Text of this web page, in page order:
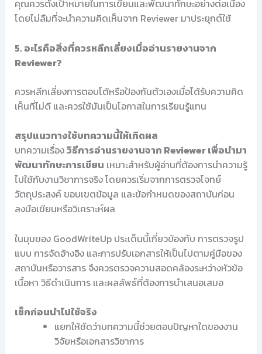
คุณควรตั้งเป้าหมายในการเขียนและพัฒนาทักษะอย่างต่อเนื่อง
โดยไม่ลืมที่จะนำความคิดเห็นจาก Reviewer มาประยุกต์ใช้
5. อะไรคือสิ่งที่ควรหลีกเลี่ยงเมื่ออ่านรายงานจาก
Reviewer?
ควรหลีกเลี่ยงการตอบโต้หรือป้องกันตัวเองเมื่อได้รับความคิด
เห็นที่ไม่ดี และควรใช้มันเป็นโอกาสในการเรียนรู้แทน
สรุปแนวทางใช้บทความนี้ให้เกิดผล
บทความเรื่องวิธีการอ่านรายงานจาก Reviewer เพื่อนำมา
พัฒนาทักษะการเขียน เหมาะสำหรับผู้อ่านที่ต้องการนำความรู้
ไปใช้กับงานวิชาการจริง โดยควรเริ่มจากการตรวจโจทย์
วัตถุประสงค์ ขอบเขตข้อมูล และข้อกำหนดของสถาบันก่อน
ลงมือเขียนหรือวิเคราะห์ผล
ในมุมของ GoodWriteUp ประเด็นนี้เกี่ยวข้องกับ การตรวจรูป
แบบ การจัดอ้างอิง และการปรับเอกสารให้เป็นไปตามคู่มือของ
สถาบันหรือวารสาร จึงควรตรวจความสอดคล้องระหว่างหัวข้อ
เนื้อหา วิธีดำเนินการ และผลลัพธ์ที่ต้องการนำเสนอเสมอ
เช็กก่อนนำไปใช้จริง
แยกให้ชัดว่าบทความนี้ช่วยตอบปัญหาใดของงาน
วิจัยหรือเอกสารวิชาการ